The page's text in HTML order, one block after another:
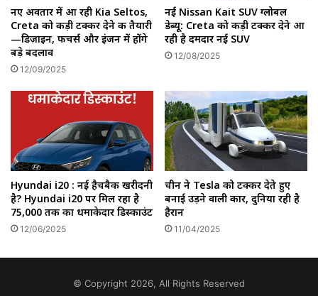
नए अवतार में आ रही Kia Seltos,
Creta को कड़ी टक्कर देने की तैयारी
—डिज़ाइन, फीचर्स और इंजन में होंगे
बड़े बदलाव
12/09/2025
नई Nissan Kait SUV ग्लोबल
डेब्यू: Creta को कड़ी टक्कर देने आ
रही है दमदार नई SUV
12/08/2025
Hyundai i20 : नई हैचबैक खरीदनी
है? Hyundai i20 पर मिल रहा है
₹75,000 तक का धमाकेदार डिस्काउंट
12/06/2025
चीन ने Tesla को टक्कर देते हुए
बनाई उड़ने वाली कार, दुनिया रही है
हैरान
11/04/2025
© Copyright 2026, All Rights Reserved